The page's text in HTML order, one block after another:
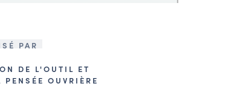
PAR
DE L'OUTIL ET
PENSÉE OUVRIÈRE